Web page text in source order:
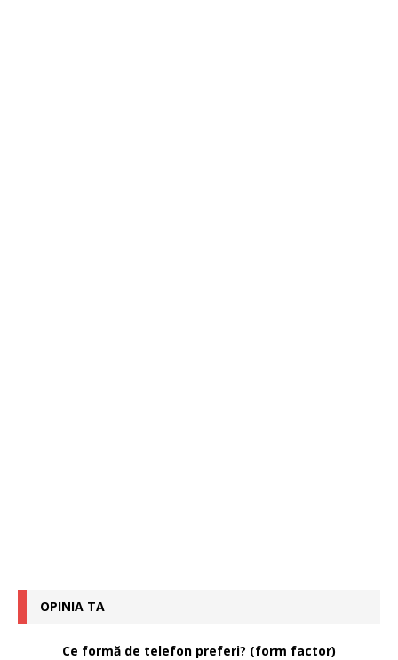
OPINIA TA
Ce formă de telefon preferi? (form factor)